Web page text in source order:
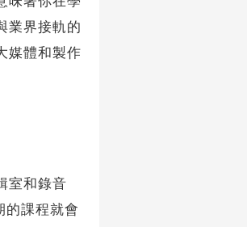
業界接軌的
媒體和製作
室和錄音
的課程就會